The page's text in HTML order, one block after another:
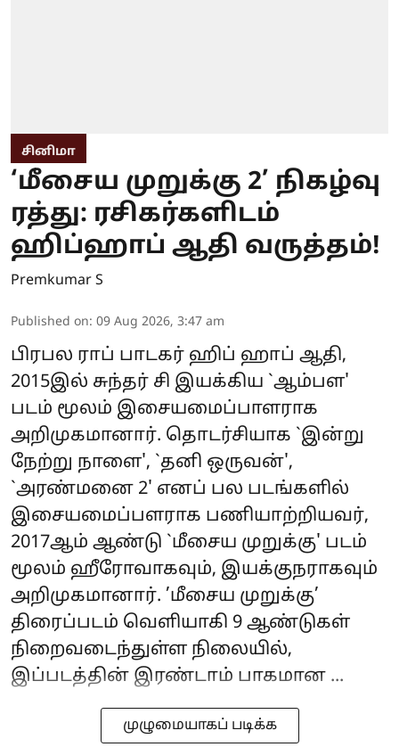
சினிமா
‘மீசைய முறுக்கு 2’ நிகழ்வு
ரத்து: ரசிகர்களிடம்
ஹிப்ஹாப் ஆதி வருத்தம்!
Premkumar S
Published on: 09 Aug 2026, 3:47 am
பிரபல ராப் பாடகர் ஹிப் ஹாப் ஆதி,
2015இல் சுந்தர் சி இயக்கிய `ஆம்பள'
படம் மூலம் இசையமைப்பாளராக
அறிமுகமானார். தொடர்சியாக `இன்று
நேற்று நாளை', `தனி ஒருவன்',
`அரண்மனை 2' எனப் பல படங்களில்
இசையமைப்பளராக பணியாற்றியவர்,
2017ஆம் ஆண்டு `மீசைய முறுக்கு' படம்
மூலம் ஹீரோவாகவும், இயக்குநராகவும்
அறிமுகமானார். ’மீசைய முறுக்கு’
திரைப்படம் வெளியாகி 9 ஆண்டுகள்
நிறைவடைந்துள்ள நிலையில்,
இப்படத்தின் இரண்டாம் பாகமான ...
முழுமையாகப் படிக்க